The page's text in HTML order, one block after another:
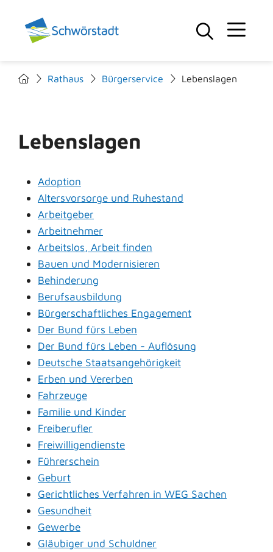
Rathaus Bürgerservice Lebenslagen
Lebenslagen
Adoption
Altersvorsorge und Ruhestand
Arbeitgeber
Arbeitnehmer
Arbeitslos, Arbeit finden
Bauen und Modernisieren
Behinderung
Berufsausbildung
Bürgerschaftliches Engagement
Der Bund fürs Leben
Der Bund fürs Leben - Auflösung
Deutsche Staatsangehörigkeit
Erben und Vererben
Fahrzeuge
Familie und Kinder
Freiberufler
Freiwilligendienste
Führerschein
Geburt
Gerichtliches Verfahren in WEG Sachen
Gesundheit
Gewerbe
Gläubiger und Schuldner